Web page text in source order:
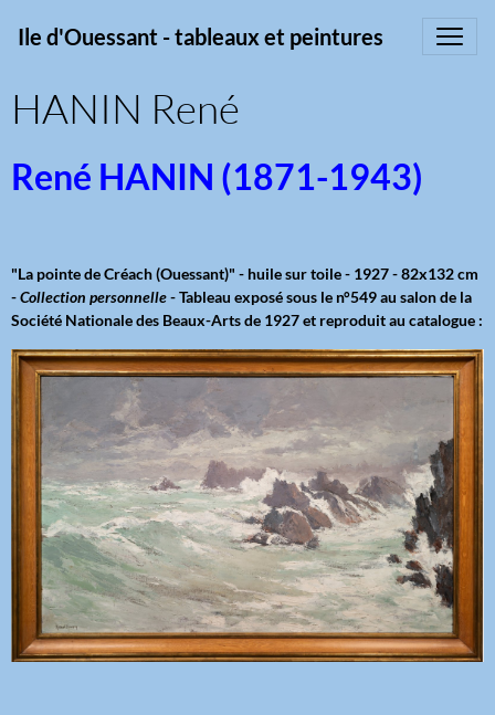
Ile d'Ouessant - tableaux et peintures
HANIN René
René HANIN (1871-1943)
"La pointe de Créach (Ouessant)" - huile sur toile - 1927 - 82x132 cm
-Collection personnelle- Tableau exposé sous le n°549 au salon de la
Société Nationale des Beaux-Arts de 1927 et reproduit au catalogue :